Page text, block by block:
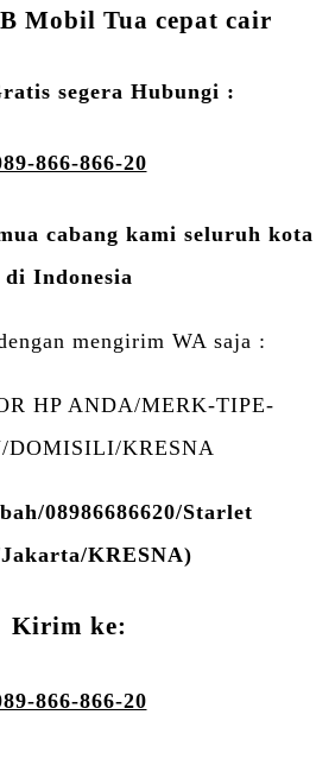
Mobil Tua cepat cair
segera Hubungi :
866-866-20
cabang kami seluruh kota
di Indonesia
mengirim WA saja :
HP ANDA/MERK-TIPE-
DOMISILI/KRESNA
08986686620/Starlet
Jakarta/KRESNA)
Kirim ke:
866-866-20